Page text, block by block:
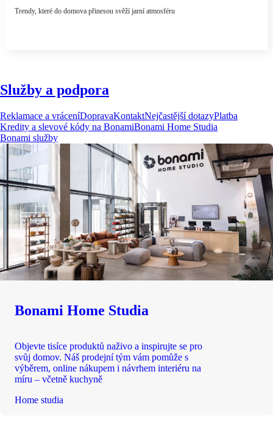
Trendy, které do domova přinesou svěží jarní atmosféru
Služby a podpora
Reklamace a vráceníDopravaKontaktNejčastější dotazyPlatba
Kredity a slevové kódy na BonamiBonami Home Studia
Bonami služby
Bonami Home Studia
Objevte tisíce produktů naživo a inspirujte se pro
svůj domov. Náš prodejní tým vám pomůže s
výběrem, online nákupem i návrhem interiéru na
míru – včetně kuchyně
Home studia